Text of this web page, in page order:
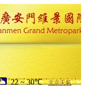
22 ~ 30℃ 北京天氣